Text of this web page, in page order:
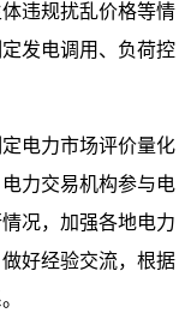
违规扰乱价格等情
发电调用、负荷控
电力市场评价量化
力交易机构参与电
况，加强各地电力
好经验交流，根据